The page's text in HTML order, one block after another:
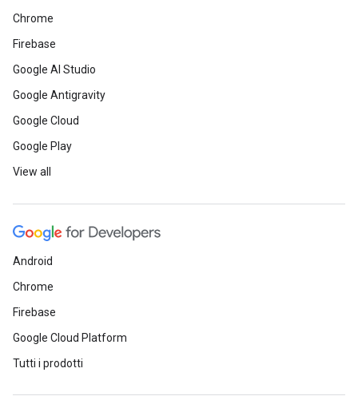
Chrome
Firebase
Google AI Studio
Google Antigravity
Google Cloud
Google Play
View all
Android
Chrome
Firebase
Google Cloud Platform
Tutti i prodotti